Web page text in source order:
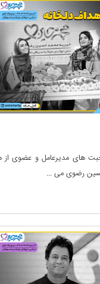
های مدیرعامل و عضوی از
رضوی می ...